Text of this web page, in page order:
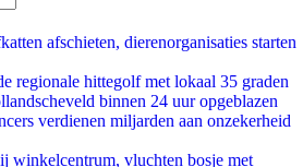
afschieten, dierenorganisaties starten
regionale hittegolf met lokaal 35 graden
binnen 24 uur opgeblazen
verdienen miljarden aan onzekerheid
winkelcentrum, vluchten bosje met